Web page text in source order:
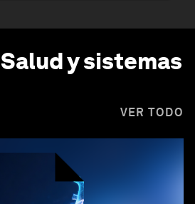
Salud y sistemas
VER TODO